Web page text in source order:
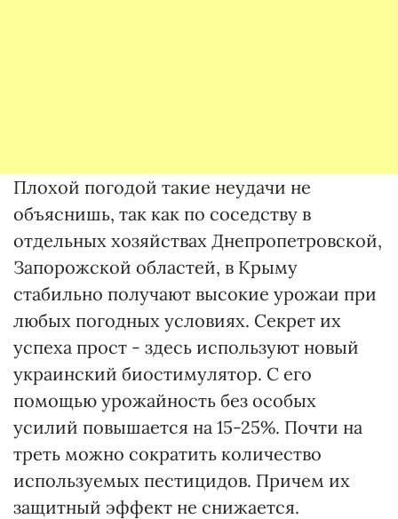
Плохой погодой такие неудачи не
объяснишь, так как по соседству в
отдельных хозяйствах Днепропетровской,
Запорожской областей, в Крыму
стабильно получают высокие урожаи при
любых погодных условиях. Секрет их
успеха прост - здесь используют новый
украинский биостимулятор. С его
помощью урожайность без особых
усилий повышается на 15-25%. Почти на
треть можно сократить количество
используемых пестицидов. Причем их
защитный эффект не снижается.